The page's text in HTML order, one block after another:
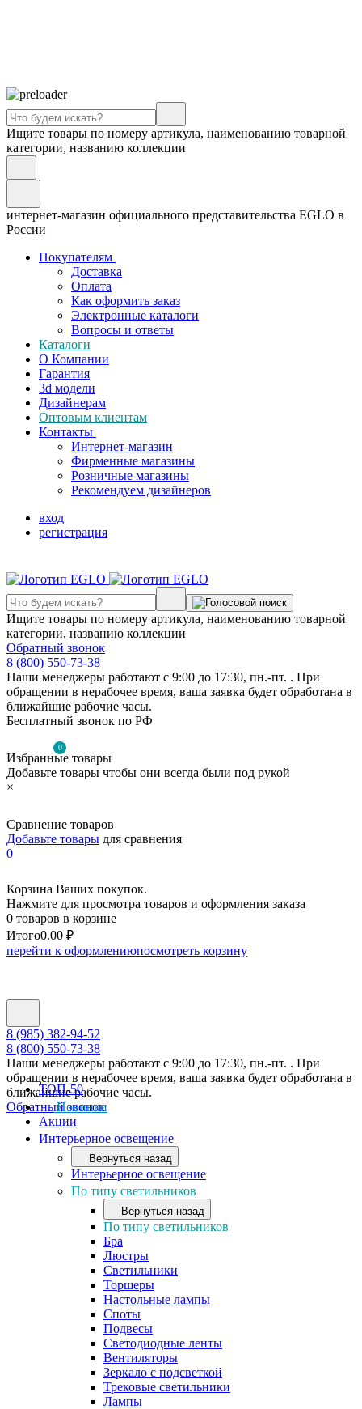
Ищите товары по номеру артикула, наименованию товарной
категории, названию коллекции
интернет-магазин официального представительства EGLO в
России
Покупателям
Доставка
Оплата
Как оформить заказ
Электронные каталоги
Вопросы и ответы
Каталоги
О Компании
Гарантия
3d модели
Дизайнерам
Оптовым клиентам
Контакты
Интернет-магазин
Фирменные магазины
Розничные магазины
Рекомендуем дизайнеров
вход
регистрация
Ищите товары по номеру артикула, наименованию товарной
категории, названию коллекции
Обратный звонок
8 (800) 550-73-38
Наши менеджеры работают с 9:00 до 17:30, пн.-пт. . При
обращении в нерабочее время, ваша заявка будет обработана в
ближайшие рабочие часы.
Бесплатный звонок по РФ
0
Избранные товары
Добавьте товары чтобы они всегда были под рукой
×
Сравнение товаров
Добавьте товары для сравнения
0
Корзина Ваших покупок.
Нажмите для просмотра товаров и оформления заказа
0 товаров в корзине
Итого0.00 ₽
перейти к оформлениюпосмотреть корзину
8 (985) 382-94-52
8 (800) 550-73-38
Наши менеджеры работают с 9:00 до 17:30, пн.-пт. . При
обращении в нерабочее время, ваша заявка будет обработана в
ближайшие рабочие часы.
Обратный звонок
ТОП-50
Новинки
Акции
Интерьерное освещение
Вернуться назад
Интерьерное освещение
По типу светильников
Вернуться назад
По типу светильников
Бра
Люстры
Светильники
Торшеры
Настольные лампы
Споты
Подвесы
Светодиодные ленты
Вентиляторы
Зеркало с подсветкой
Трековые светильники
Лампы